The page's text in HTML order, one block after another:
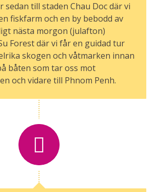
sedan till staden Chau Doc där vi
fiskfarm och en by bebodd av
nästa morgon (julafton)
Forest där vi får en guidad tur
skogen och våtmarken innan
båten som tar oss mot
och vidare till Phnom Penh.